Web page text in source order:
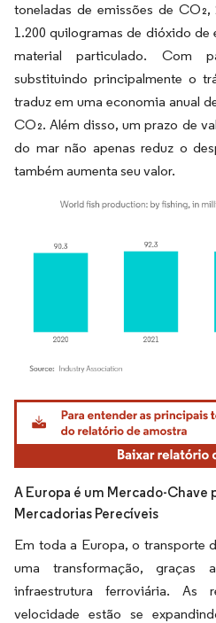
toneladas de emissões de
1.200 quilogramas de dióxido de
material particulado. Com
substituindo principalmente o
traduz em uma economia anual
CO₂. Além disso, um prazo de
do mar não apenas reduz o
também aumenta seu valor.
Imagem © Mordor Intelligence. O reuso
A Europa é um Mercado-Chave
Mercadorias Perecíveis
Em toda a Europa, o transporte
uma transformação, graças
infraestrutura ferroviária. As
velocidade estão se